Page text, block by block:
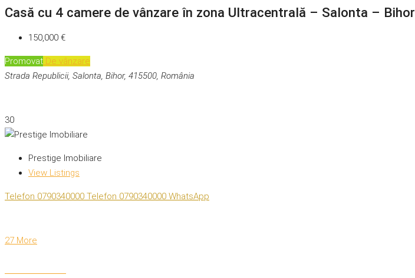
Casă cu 4 camere de vânzare în zona Ultracentrală – Salonta – Bihor
150,000 €
Promovat De vânzare
Strada Republicii, Salonta, Bihor, 415500, România
30
Prestige Imobiliare
View Listings
Telefon 0790340000 Telefon 0790340000 WhatsApp
27 More